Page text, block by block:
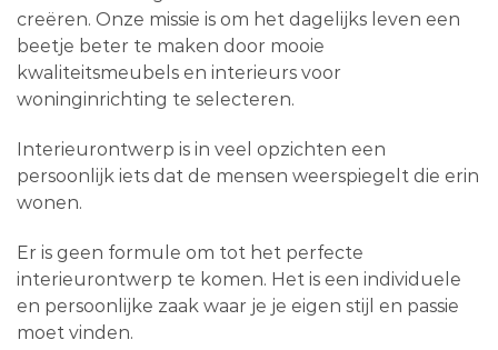
creëren. Onze missie is om het dagelijks leven een
beetje beter te maken door mooie
kwaliteitsmeubels en interieurs voor
woninginrichting te selecteren.
Interieurontwerp is in veel opzichten een
persoonlijk iets dat de mensen weerspiegelt die erin
wonen.
Er is geen formule om tot het perfecte
interieurontwerp te komen. Het is een individuele
en persoonlijke zaak waar je je eigen stijl en passie
moet vinden.